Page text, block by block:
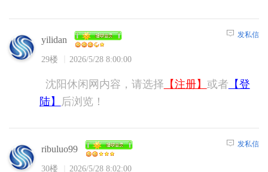
yilidan
29楼 2026/5/28 8:00:00
发私信
沈阳休闲网内容，请选择 【注册】 或者 【登
陆】
后浏览！
ribuluo99
30楼 2026/5/28 8:02:00
发私信